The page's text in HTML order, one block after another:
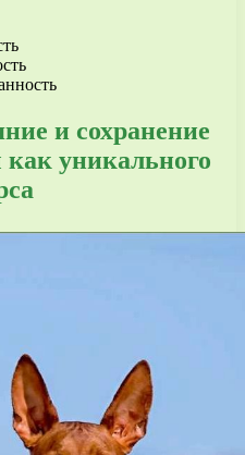
и сохранение
уникального